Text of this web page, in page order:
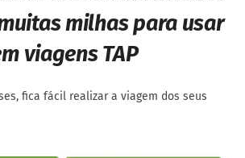
milhas para usar
viagens TAP
fica fácil realizar a viagem dos seus